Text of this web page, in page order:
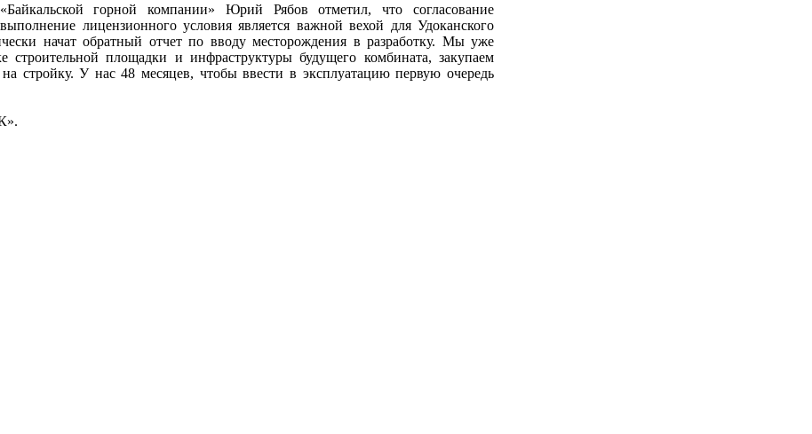
горной компании» Юрий Рябов отметил, что согласование
лицензионного условия является важной вехой для Удоканского
начат обратный отчет по вводу месторождения в разработку. Мы уже
строительной площадки и инфраструктуры будущего комбината, закупаем
стройку. У нас 48 месяцев, чтобы ввести в эксплуатацию первую очередь